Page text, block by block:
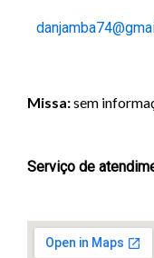
Missa:sem
Serviço de